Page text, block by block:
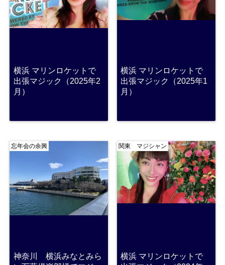
横浜 マリンロケットで
出張マジック（2025年2
月）
横浜 マリンロケットで
出張マジック（2025年1
月）
忘年会の余興
神奈川 横浜みなとみら
関東 マジシャン
横浜 マリンロケットで